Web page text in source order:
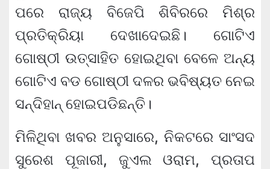
ପରେ ରାଜ୍ୟ ବିଜେପି ଶିବିରରେ ମିଶ୍ର
ପ୍ରତିକ୍ରିୟା ଦେଖାଦେଇଛି। ଗୋଟିଏ
ଗୋଷ୍ଠୀ ଉତ୍ସାହିତ ହୋଇଥିବା ବେଳେ ଅନ୍ୟ
ଗୋଟିଏ ବଡ ଗୋଷ୍ଠୀ ଦଳର ଭବିଷ୍ୟତ ନେଇ
ସନ୍ଦିହାନ୍ ହୋଇପଡିଛନ୍ତି।
ମିଳିଥିବା ଖବର ଅନୁସାରେ, ନିକଟରେ ସାଂସଦ
ସୁରେଶ ପୂଜାରୀ, ଜୁଏଲ ଓରାମ, ପ୍ରତାପ